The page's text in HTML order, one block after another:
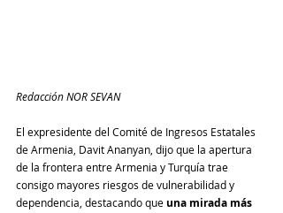
Redacción NOR SEVAN
El expresidente del Comité de Ingresos Estatales
de Armenia, Davit Ananyan, dijo que la apertura
de la frontera entre Armenia y Turquía trae
consigo mayores riesgos de vulnerabilidad y
dependencia, destacando que una mirada más